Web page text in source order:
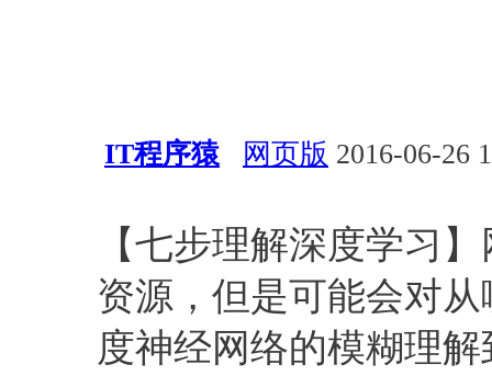
IT程序猿 网页版 2016-06-26
【七步理解深度学习
资源，但是可能会对
度神经网络的模糊理